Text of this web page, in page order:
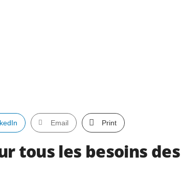
Email Print
tous les besoins